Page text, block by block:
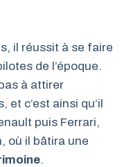
il réussit à se faire
de l’époque.
à attirer
et c’est ainsi qu’il
puis Ferrari,
où il bâtira une
.